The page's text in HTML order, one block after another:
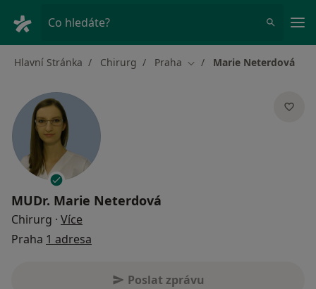
Co hledáte?
Hlavní Stránka Chirurg Praha Změna města
Marie Neterdová
MUDr. Marie Neterdová
Chirurg · Více
Praha 1 adresa
Poslat zprávu